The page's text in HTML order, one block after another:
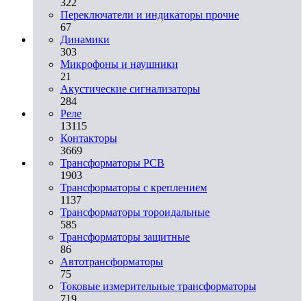
Переключатели и индикаторы прочие
67
Динамики
303
Микрофоны и наушники
21
Акустические сигнализаторы
284
Реле
13115
Контакторы
3669
Трансформаторы PCB
1903
Трансформаторы с креплением
1137
Трансформаторы тороидальные
585
Трансформаторы защитные
86
Автотрансформаторы
75
Токовые измерительные трансформаторы
719